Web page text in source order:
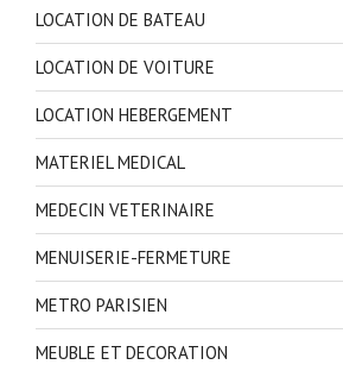
LOCATION DE BATEAU
LOCATION DE VOITURE
LOCATION HEBERGEMENT
MATERIEL MEDICAL
MEDECIN VETERINAIRE
MENUISERIE-FERMETURE
METRO PARISIEN
MEUBLE ET DECORATION